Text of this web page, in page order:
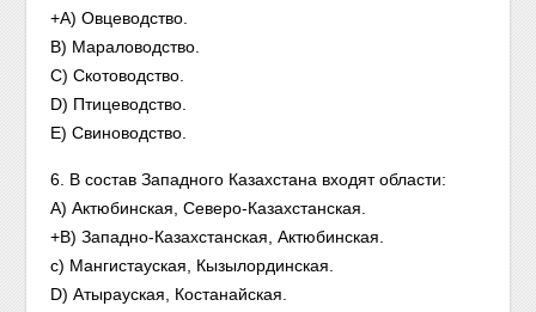
+A) Овцеводство.
B) Мараловодство.
C) Скотоводство.
D) Птицеводство.
E) Свиноводство.
6. В состав Западного Казахстана входят области:
А) Актюбинская, Северо-Казахстанская.
+B) Западно-Казахстанская, Актюбинская.
с) Мангистауская, Кызылординская.
D) Атырауская, Костанайская.